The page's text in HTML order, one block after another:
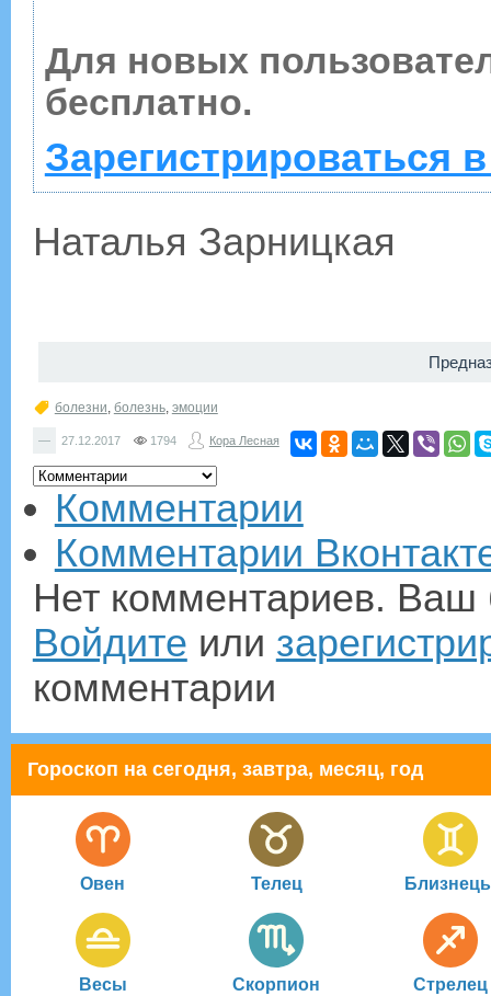
Для новых
бесплатно.
Зарегистрироваться
Наталья Зарницкая
болезни, болезнь, эмоции
— 27.12.2017 1794 Кора Лесная
Комментарии
Комментарии
Нет комментариев. Ваш
Войдите или
комментарии
Гороскоп на сегодня, завтра, месяц, год
Овен Телец
Весы Скорпион Стрелец